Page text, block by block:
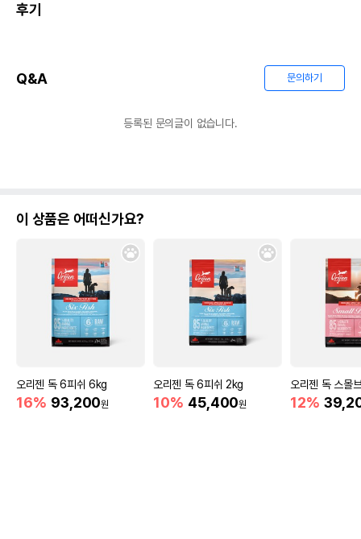
후기
Q&A 문의하기
등록된 문의글이 없습니다.
이 상품은 어떠신가요?
오리젠 독 6피쉬 6kg
16% 93,200원
오리젠 독 6피쉬 2kg
10% 45,400원
오리젠 독 스몰
12%